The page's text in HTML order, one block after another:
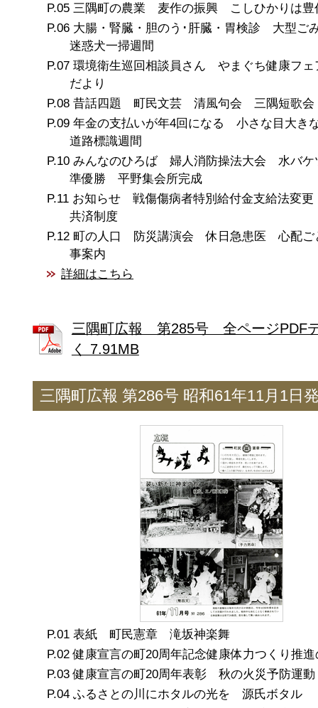
三隅町の農業 麦作の振興 こしひかりは豊
大腸・腎臓・胆のう･肝臓・胃検診 大型
迷惑犬一掃週間
環境衛生巡回相談員さん やまぐち健康フ
だより
昔話四題 町民文芸 清風句会 三隅短歌会
年金の支払いが年4回になる 小さな目大き
道路標識週間
みんなのひろば 婦人消防操法大会 水
準優勝 平野集会所完成
お知らせ 戦傷傷病者特別給付金支給法変
共済制度
町の人口 防災講演会 休日急患医 心配
事案内
詳細はこちら
三隅町広報 第285号 全ページPDF
く 7.91MB
三隅町広報 第286号 昭和61年11月1日
表紙 町民憲章 滝坂神楽舞
健康宣言の町20周年記念健康体力つくり推
健康宣言の町20周年表彰 秋の火災予防運動
ふるさとの川にホタルの光を 源氏ボタル